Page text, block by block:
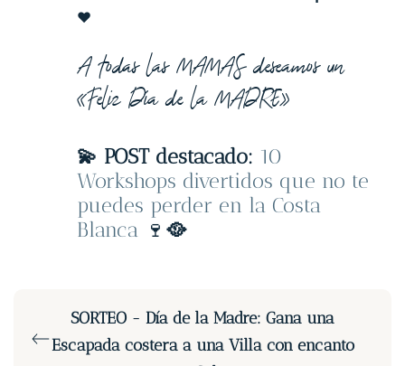
❤️
A todas las MAMAS deseamos un
«Feliz Día de la MADRE»
💫 POST destacado: 10
Workshops divertidos que no te
puedes perder en la Costa
Blanca 🍷 🥘
SORTEO - Día de la Madre: Gana una
Escapada costera a una Villa con encanto